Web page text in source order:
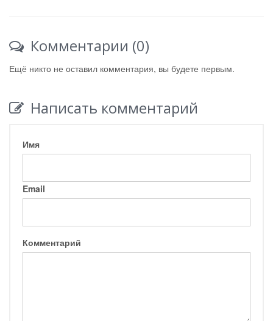
Комментарии (0)
Ещё никто не оставил комментария, вы будете первым.
Написать комментарий
Имя
Email
Комментарий